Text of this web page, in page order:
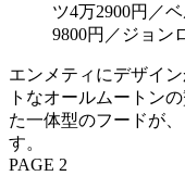
ツ4万2900円／
9800円／ジョン
エンメティにデザイ
トなオールムートン
た一体型のフードが
す。
PAGE 2